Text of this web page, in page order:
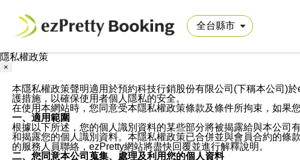
隱私權政策
×
本隱私權政策聲明適用於預約科技行銷股份有限公司(下稱本公司)
護措施，以確保使用者個人隱私的安全。
在使用本網站時，您同意受本隱私權政策條款及條件所拘束，如果
一、適用範圍
根據以下所述，您的個人識別資料的某些部分將被揭露給與本公司
和揭露您的個人識別資料。本隱私權政策已合併並與會員合約的條
的服務人員聯絡，ezPretty網站將盡快回覆並進行解釋說明。
二、您同意本公司蒐集、處理及利用您的個人資料